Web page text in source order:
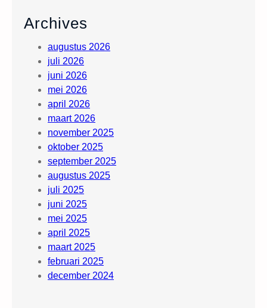
Archives
augustus 2026
juli 2026
juni 2026
mei 2026
april 2026
maart 2026
november 2025
oktober 2025
september 2025
augustus 2025
juli 2025
juni 2025
mei 2025
april 2025
maart 2025
februari 2025
december 2024